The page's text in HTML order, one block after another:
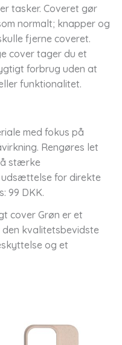
tasker. Coveret gør
normalt; knapper og
fjerne coveret.
cover tager du et
forbrug uden at
funktionalitet.
med fokus på
Rengøres let
stærke
for direkte
99 DKK.
cover Grøn er et
kvalitetsbevidste
og et